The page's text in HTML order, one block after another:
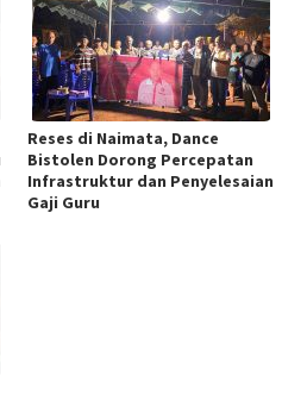
Reses di Naimata, Dance
Bistolen Dorong Percepatan
Infrastruktur dan Penyelesaian
Gaji Guru